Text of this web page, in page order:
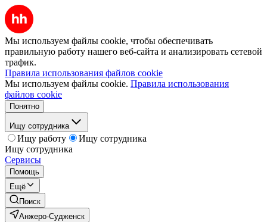
Мы используем файлы cookie, чтобы обеспечивать
правильную работу нашего веб-сайта и анализировать сетевой
трафик.
Правила использования файлов cookie
Мы используем файлы cookie. Правила использования
файлов cookie
Понятно
Ищу сотрудника
Ищу работу
Ищу сотрудника
Ищу сотрудника
Сервисы
Помощь
Ещё
Поиск
Анжеро-Судженск